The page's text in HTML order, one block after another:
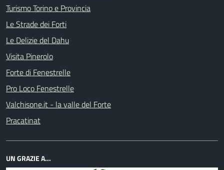
Turismo Torino e Provincia
Le Strade dei Forti
Le Delizie del Dahu
Visita Pinerolo
Forte di Fenestrelle
Pro Loco Fenestrelle
Valchisone.it - la valle del Forte
Pracatinat
UN GRAZIE A...